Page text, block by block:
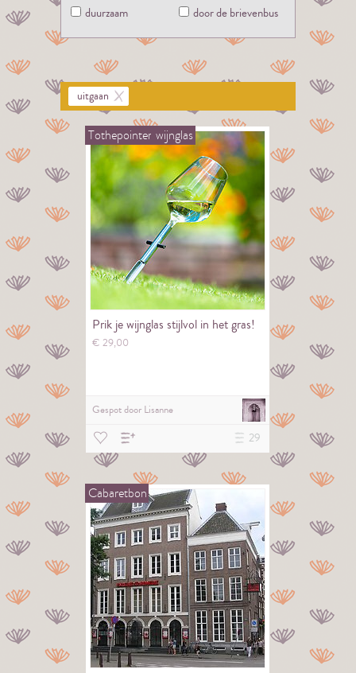
duurzaam
door de brievenbus
uitgaan
Tothepointer wijnglas
Prik je wijnglas stijlvol in het gras!
€29,00
Gespot door Lisanne
29
Cabaretbon